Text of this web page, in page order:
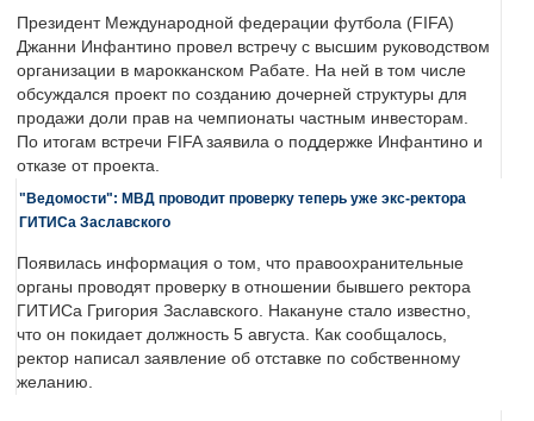
Президент Международной федерации футбола (FIFA)
Джанни Инфантино провел встречу с высшим руководством
организации в марокканском Рабате. На ней в том числе
обсуждался проект по созданию дочерней структуры для
продажи доли прав на чемпионаты частным инвесторам.
По итогам встречи FIFA заявила о поддержке Инфантино и
отказе от проекта.
"Ведомости": МВД проводит проверку теперь уже экс-ректора
ГИТИСа Заславского
Появилась информация о том, что правоохранительные
органы проводят проверку в отношении бывшего ректора
ГИТИСа Григория Заславского. Накануне стало известно,
что он покидает должность 5 августа. Как сообщалось,
ректор написал заявление об отставке по собственному
желанию.